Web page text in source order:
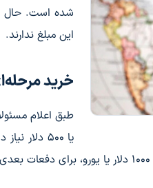
شده است. حال
این مبلغ ندارند.
خرید
یا ۵۰۰